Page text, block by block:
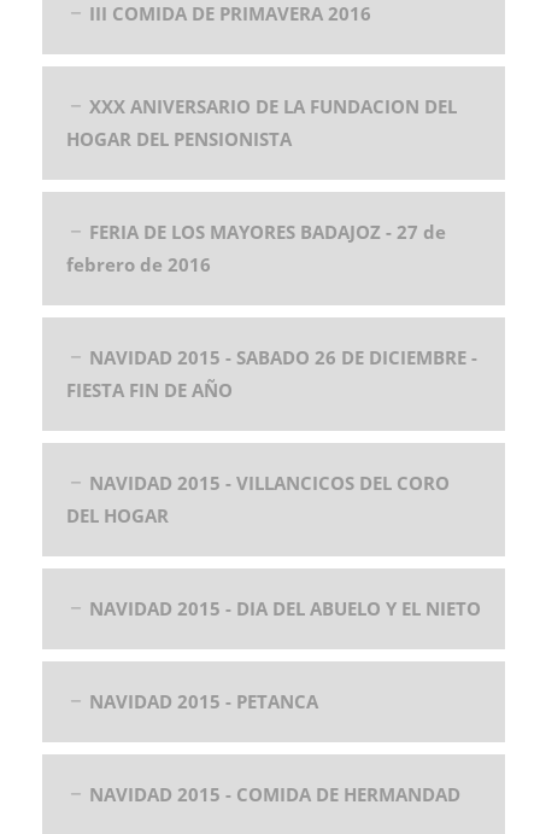
III COMIDA DE PRIMAVERA 2016
XXX ANIVERSARIO DE LA FUNDACION DEL
HOGAR DEL PENSIONISTA
FERIA DE LOS MAYORES BADAJOZ - 27 de
febrero de 2016
NAVIDAD 2015 - SABADO 26 DE DICIEMBRE -
FIESTA FIN DE AÑO
NAVIDAD 2015 - VILLANCICOS DEL CORO
DEL HOGAR
NAVIDAD 2015 - DIA DEL ABUELO Y EL NIETO
NAVIDAD 2015 - PETANCA
NAVIDAD 2015 - COMIDA DE HERMANDAD